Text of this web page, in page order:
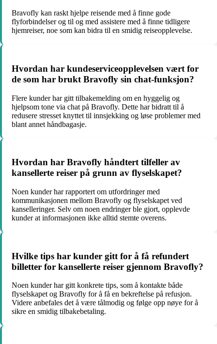
Bravofly kan raskt hjelpe reisende med å finne gode
flyforbindelser og til og med assistere med å finne tidligere
hjemreiser, noe som kan bidra til en smidig reiseopplevelse.
Hvordan har kundeserviceopplevelsen vært for
de som har brukt Bravofly sin chat-funksjon?
Flere kunder har gitt tilbakemelding om en hyggelig og
hjelpsom tone via chat på Bravofly. Dette har bidratt til å
redusere stresset knyttet til innsjekking og løse problemer med
blant annet håndbagasje.
Hvordan har Bravofly håndtert tilfeller av
kansellerte reiser på grunn av flyselskapet?
Noen kunder har rapportert om utfordringer med
kommunikasjonen mellom Bravofly og flyselskapet ved
kanselleringer. Selv om noen endringer ble gjort, opplevde
kunder at informasjonen ikke alltid stemte overens.
Hvilke tips har kunder gitt for å få refundert
billetter for kansellerte reiser gjennom Bravofly?
Noen kunder har gitt konkrete tips, som å kontakte både
flyselskapet og Bravofly for å få en bekreftelse på refusjon.
Videre anbefales det å være tålmodig og følge opp nøye for å
sikre en smidig tilbakebetaling.